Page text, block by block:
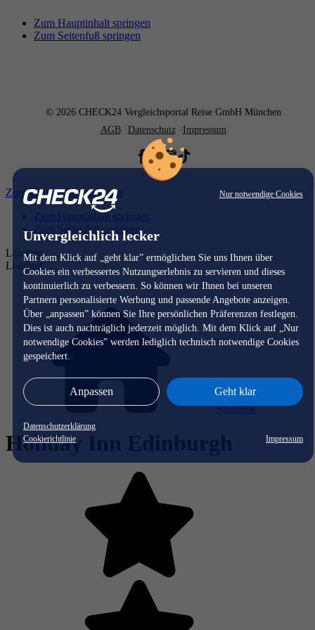
Nur notwendige Cookies
Unvergleichlich lecker
Mit dem Klick auf „geht klar” ermöglichen Sie uns Ihnen über
Cookies ein verbessertes Nutzungserlebnis zu servieren und dieses
kontinuierlich zu verbessern. So können wir Ihnen bei unseren
Partnern personalisierte Werbung und passende Angebote anzeigen.
Über „anpassen” können Sie Ihre persönlichen Präferenzen festlegen.
Dies ist auch nachträglich jederzeit möglich. Mit dem Klick auf „Nur
notwendige Cookies” werden lediglich technisch notwendige Cookies
gespeichert.
Anpassen Geht klar
Datenschutzerklärung
Cookierichtlinie
Impressum
Zum Hauptinhalt springen
Zum Seitenfuß springen
© 2026 CHECK24 Vergleichsportal Reise GmbH München
AGB
Datenschutz Impressum
Zum Hauptinhalt springen
Zum Hauptinhalt springen
Zum Seitenfuß springen
Loading...
Loading...
Startseite
Holiday Inn Edinburgh